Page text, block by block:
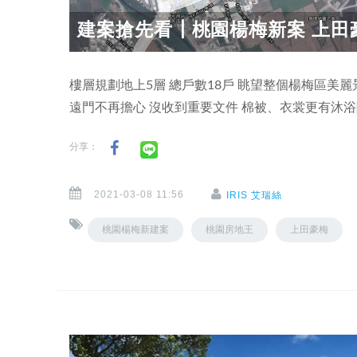
建案搶先看┃桃園楊梅新案 上田
樓層規劃地上5層 總戶數18戶 眺望整個楊梅區美
遠門不再擔心 沒收到重要文件 棉被、衣裳更有沐
分享：
2021-03-08 11:56 IRIS 艾瑞絲
桃園楊梅新建案 桃園房地王 上田豪梅